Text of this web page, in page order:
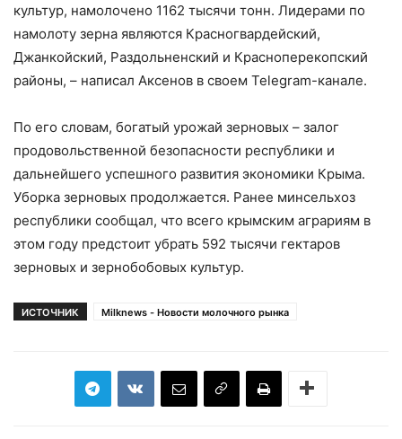
культур, намолочено 1162 тысячи тонн​​​. Лидерами по
намолоту зерна являются Красногвардейский,
Джанкойский, Раздольненский и Красноперекопский
районы, – написал Аксенов в своем Telegram-канале.
По его словам, богатый урожай зерновых – залог
продовольственной безопасности республики и
дальнейшего успешного развития экономики Крыма.
Уборка зерновых продолжается. Ранее минсельхоз
республики сообщал, что всего крымским аграриям в
этом году предстоит убрать 592 тысячи гектаров
зерновых и зернобобовых культур.
ИСТОЧНИК Milknews - Новости молочного рынка